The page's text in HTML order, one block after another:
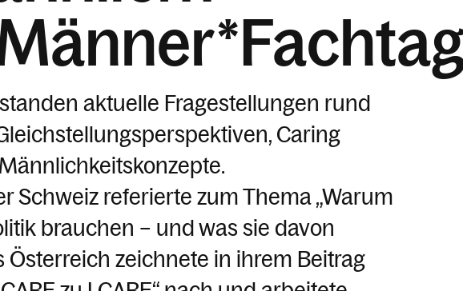
aktuelle Fragestellungen rund
Caring
Schweiz referierte zum Thema „Warum
brauchen – und was sie davon
Österreich zeichnete in ihrem Beitrag